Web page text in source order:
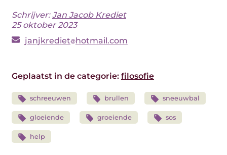
Schrijver:Jan Jacob Krediet
25 oktober 2023
janjkrediet hotmail.com
Geplaatst in de categorie: filosofie
schreeuwen brullen sneeuwbal
gloeiende groeiende sos
help